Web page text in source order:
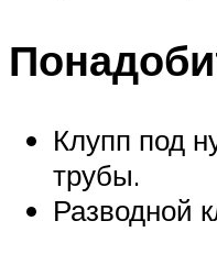
Клупп под
трубы.
Разводной